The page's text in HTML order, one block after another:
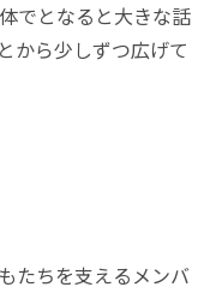
でとなると大きな話
から少しずつ広げて
たちを支えるメンバ